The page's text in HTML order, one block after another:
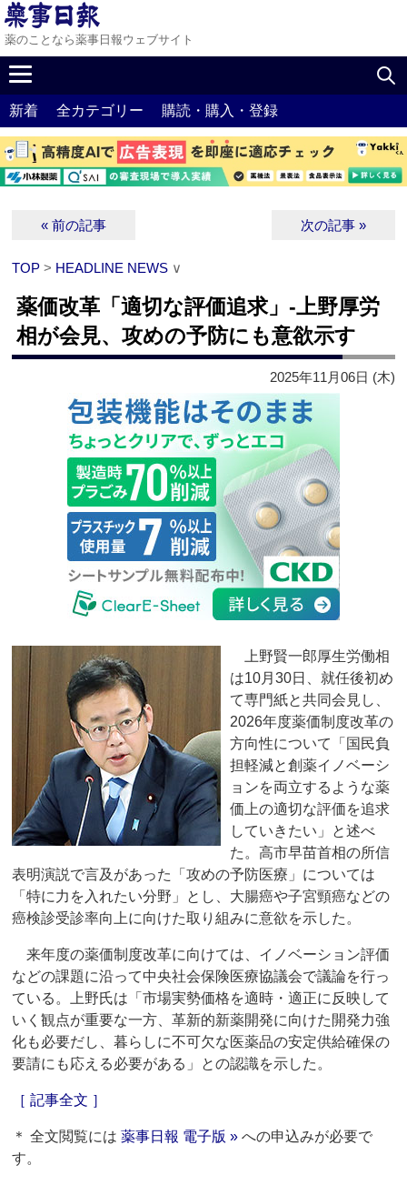
薬のことなら薬事日報ウェブサイト
新着 全カテゴリー 購読・購入・登録
« 前の記事 次の記事 »
TOP > HEADLINE NEWS ∨
薬価改革「適切な評価追求」‐上野厚労
相が会見、攻めの予防にも意欲示す
2025年11月06日 (木)
上野賢一郎厚生労働相
は10月30日、就任後初め
て専門紙と共同会見し、
2026年度薬価制度改革の
方向性について「国民負
担軽減と創薬イノベーシ
ョンを両立するような薬
価上の適切な評価を追求
していきたい」と述べ
た。高市早苗首相の所信
表明演説で言及があった「攻めの予防医療」については
「特に力を入れたい分野」とし、大腸癌や子宮頸癌などの
癌検診受診率向上に向けた取り組みに意欲を示した。
来年度の薬価制度改革に向けては、イノベーション評価
などの課題に沿って中央社会保険医療協議会で議論を行っ
ている。上野氏は「市場実勢価格を適時・適正に反映して
いく観点が重要な一方、革新的新薬開発に向けた開発力強
化も必要だし、暮らしに不可欠な医薬品の安定供給確保の
要請にも応える必要がある」との認識を示した。
［ 記事全文 ］
＊ 全文閲覧には薬事日報 電子版 » への申込みが必要で
す。